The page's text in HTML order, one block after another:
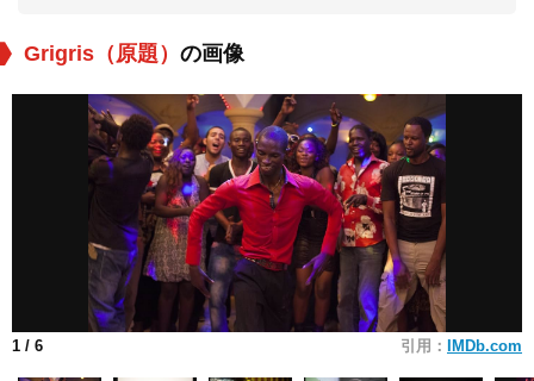
Grigris（原題） の画像
1 / 6 引用： IMDb.com